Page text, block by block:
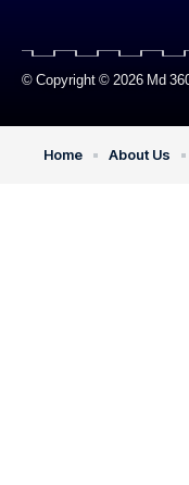
© Copyright © 2026 Md
Home About Us